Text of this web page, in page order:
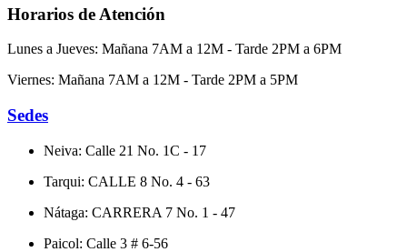
Horarios de Atención
Lunes a Jueves: Mañana 7AM a 12M - Tarde 2PM a 6PM
Viernes: Mañana 7AM a 12M - Tarde 2PM a 5PM
Sedes
Neiva: Calle 21 No. 1C - 17
Tarqui: CALLE 8 No. 4 - 63
Nátaga: CARRERA 7 No. 1 - 47
Paicol: Calle 3 # 6-56